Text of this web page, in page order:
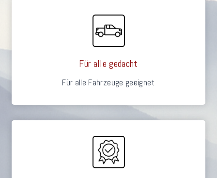
Für alle gedacht
Für alle Fahrzeuge geeignet